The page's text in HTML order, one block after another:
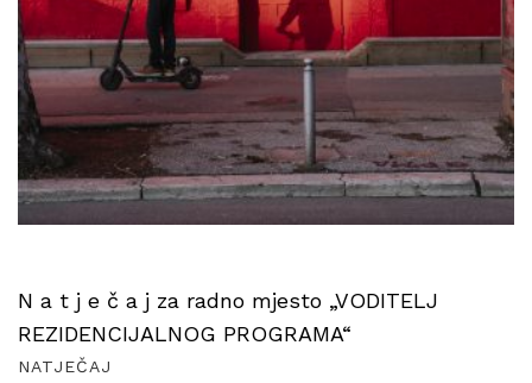
N a t j e č a j za radno mjesto „VODITELJ
REZIDENCIJALNOG PROGRAMA“
NATJEČAJ